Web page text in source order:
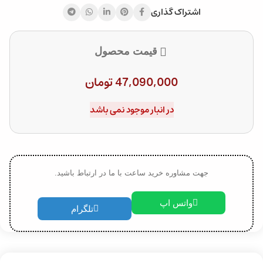
اشتراک گذاری
قیمت محصول
47,090,000تومان
در انبار موجود نمی باشد
جهت مشاوره خرید ساعت با ما در ارتباط باشید.
واتس اپ
تلگرام